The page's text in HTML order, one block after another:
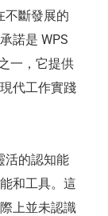
不斷發展的
諾是 WPS
一，它提供
代工作實踐
活的認知能
和工具。這
上並未認識